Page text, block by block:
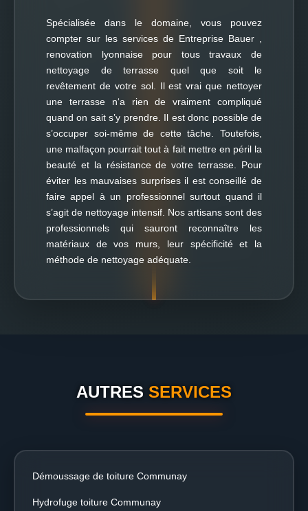
Spécialisée dans le domaine, vous pouvez
compter sur les services de Entreprise Bauer ,
renovation lyonnaise pour tous travaux de
nettoyage de terrasse quel que soit le
revêtement de votre sol. Il est vrai que nettoyer
une terrasse n‘a rien de vraiment compliqué
quand on sait s’y prendre. Il est donc possible de
s’occuper soi-même de cette tâche. Toutefois,
une malfaçon pourrait tout à fait mettre en péril la
beauté et la résistance de votre terrasse. Pour
éviter les mauvaises surprises il est conseillé de
faire appel à un professionnel surtout quand il
s’agit de nettoyage intensif. Nos artisans sont des
professionnels qui sauront reconnaître les
matériaux de vos murs, leur spécificité et la
méthode de nettoyage adéquate.
AUTRES SERVICES
Démoussage de toiture Communay
Hydrofuge toiture Communay